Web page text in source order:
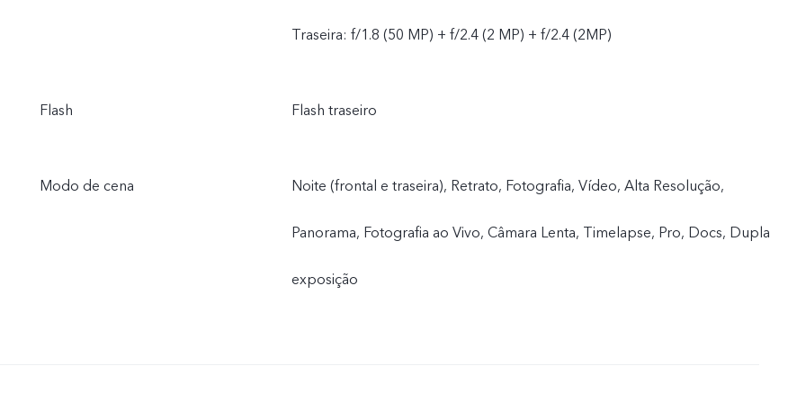
Traseira: f/1.8 (50 MP) + f/2.4 (2 MP) + f/2.4 (2MP)
Flash Flash traseiro
Modo de cena Noite (frontal e traseira), Retrato, Fotografia, Vídeo, Alta Resolução,
Panorama, Fotografia ao Vivo, Câmara Lenta, Timelapse, Pro, Docs, Dupla
exposição